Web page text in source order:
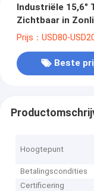
Industriële 15,6"
Zichtbaar in
Prijs：USD80-
Beste
Hoogtepunt
Betalingscondities
Certificering